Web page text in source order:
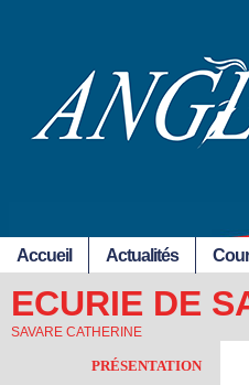
Accueil Actualités
ECURIE DE
SAVARE CATHERINE
PRÉSENTATION